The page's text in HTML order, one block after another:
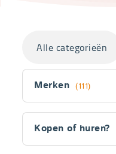
Filter
Merken (111)
Kopen of huren?
Alle categorieën